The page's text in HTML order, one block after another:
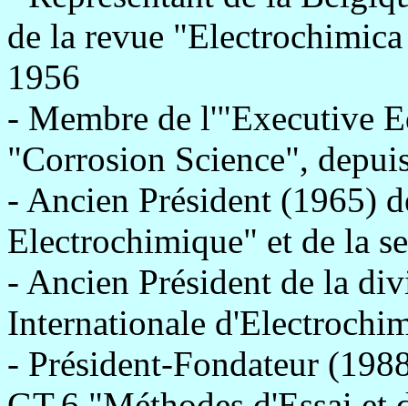
de la revue
1956
- Membre de l'"Executive
"Corrosion Science",
- Ancien Président (1965)
Electrochimique" et de la
- Ancien Président de la
Internationale
- Président-Fondateur